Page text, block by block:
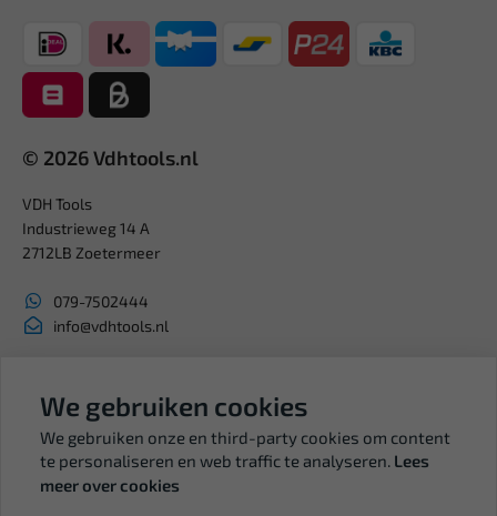
© 2026 Vdhtools.nl
VDH Tools
Industrieweg 14 A
2712LB Zoetermeer
079-7502444
info@vdhtools.nl
BTW: NL819958657B01
We gebruiken cookies
We gebruiken onze en third-party cookies om content
te personaliseren en web traffic te analyseren. Lees
meer over cookies